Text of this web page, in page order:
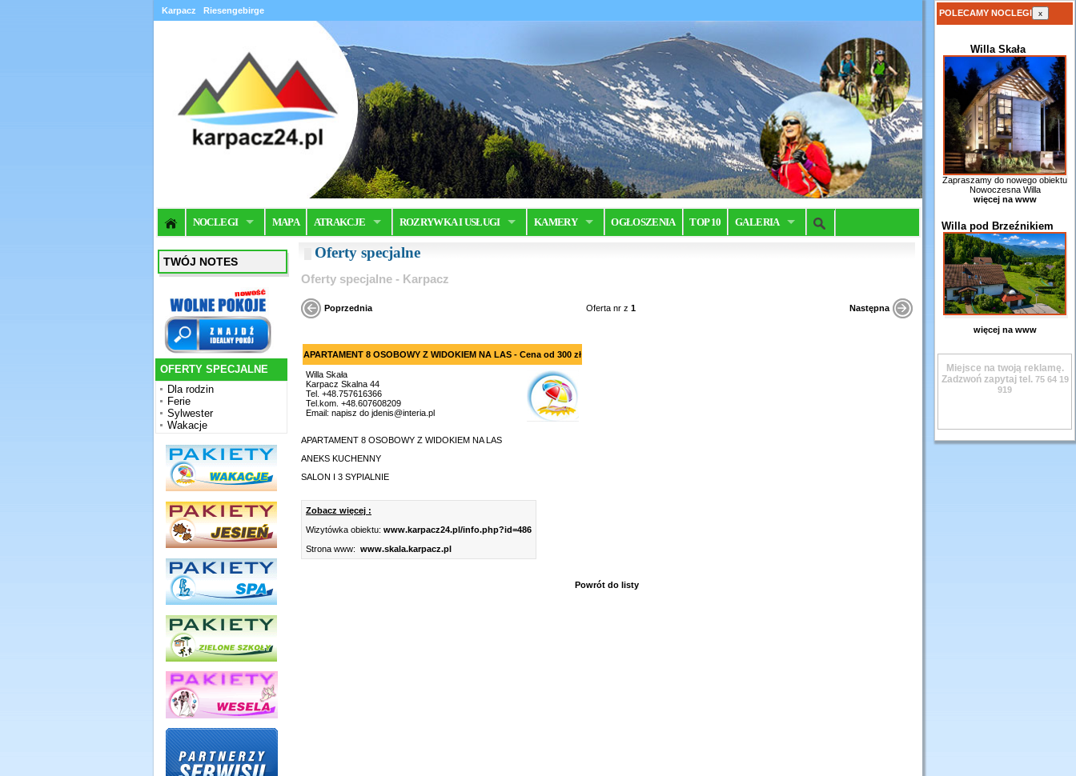
Karpacz Riesengebirge
NOCLEGI MAPA ATRAKCJE ROZRYWKA I USŁUGI KAMERY OGŁOSZENIA TOP 10 GALERIA
TWÓJ NOTES
OFERTY SPECJALNE
Dla rodzin
Ferie
Sylwester
Wakacje
Oferty specjalne
Oferty specjalne - Karpacz
Poprzednia Oferta nr z 1 Następna
APARTAMENT 8 OSOBOWY Z WIDOKIEM NA LAS - Cena od 300 zł
Willa Skała
Karpacz Skalna 44
Tel. +48.757616366
Tel.kom. +48.607608209
Email: napisz do jdenis@interia.pl
APARTAMENT 8 OSOBOWY Z WIDOKIEM NA LAS
ANEKS KUCHENNY
SALON I 3 SYPIALNIE
Zobacz więcej :
Wizytówka obiektu: www.karpacz24.pl/info.php?id=486
Strona www: www.skala.karpacz.pl
Powrót do listy
POLECAMY NOCLEGI x
Willa Skała
Zapraszamy do nowego obiektu
Nowoczesna Willa
więcej na www
Willa pod Brzeźnikiem
więcej na www
Miejsce na twoją reklamę.
Zadzwoń zapytaj tel. 75 64 19
919